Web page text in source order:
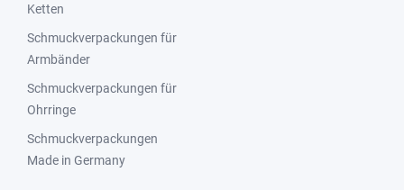
Ketten
Schmuckverpackungen für
Armbänder
Schmuckverpackungen für
Ohrringe
Schmuckverpackungen
Made in Germany